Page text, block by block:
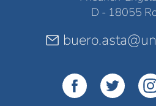
D - 18055